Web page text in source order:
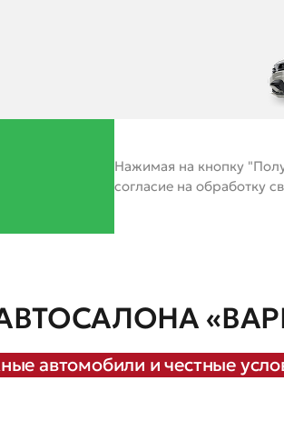
Нажимая на кнопку
согласие на обработку
автомобили и честные